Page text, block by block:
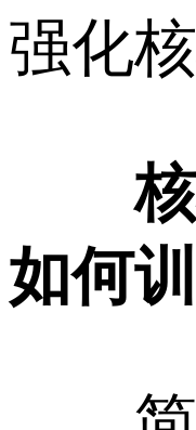
强化
核
如何